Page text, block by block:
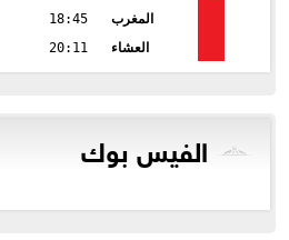
المغرب
18:45
العشاء
20:11
الفيس بوك